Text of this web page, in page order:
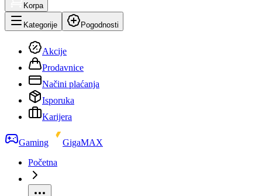
Korpa
Kategorije Pogodnosti
Akcije
Prodavnice
Načini plaćanja
Isporuka
Karijera
Gaming
GigaMAX
Početna